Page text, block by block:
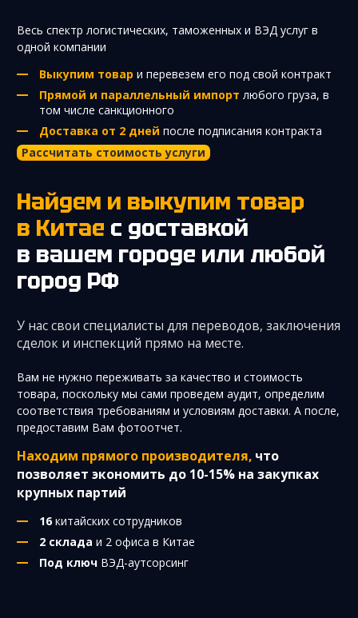
Весь спектр логистических, таможенных и ВЭД услуг в
одной компании
Выкупим товар и перевезем его под свой контракт
Прямой и параллельный импорт любого груза, в
том числе санкционного
Доставка от 2 дней после подписания контракта
Рассчитать стоимость услуги
Найдем и выкупим товар
в Китае с доставкой
в вашем городе или любой
город РФ
У нас свои специалисты для переводов, заключения
сделок и инспекций прямо на месте.
Вам не нужно переживать за качество и стоимость
товара, поскольку мы сами проведем аудит, определим
соответствия требованиям и условиям доставки. А после,
предоставим Вам фотоотчет.
Находим прямого производителя, что
позволяет экономить до 10-15% на закупках
крупных партий
16китайских сотрудников
2 склада и 2 офиса в Китае
Под ключ ВЭД-аутсорсинг